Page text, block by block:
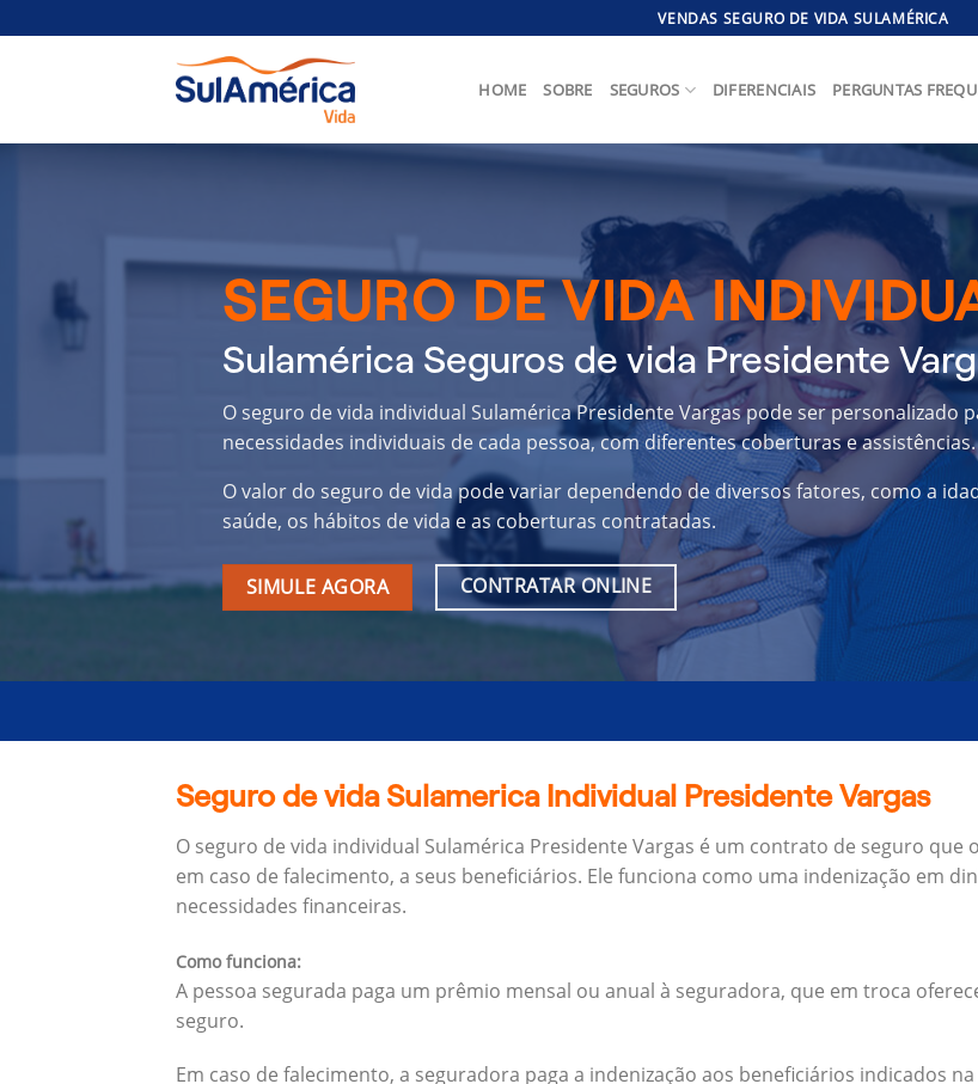
to
VENDAS SEGURO DE VIDA SULAMÉRICA
HOME SOBRE SEGUROS DIFERENCIAIS PERGUNTAS
SEGURO DE VIDA
Sulamérica Seguros de vida Presidente
O seguro de vida individual Sulamérica Presidente Vargas pode ser personalizado
necessidades individuais de cada pessoa, com diferentes coberturas e assistências.
O valor do seguro de vida pode variar dependendo de diversos fatores, como a
saúde, os hábitos de vida e as coberturas contratadas.
SIMULE AGORA CONTRATAR ONLINE
Seguro de vida Sulamerica Individual Presidente Vargas
O seguro de vida individual Sulamérica Presidente Vargas é um contrato de seguro que
em caso de falecimento, a seus beneficiários. Ele funciona como uma indenização em
necessidades financeiras.
Como funciona:
A pessoa segurada paga um prêmio mensal ou anual à seguradora, que em troca
seguro.
Em caso de falecimento, a seguradora paga a indenização aos beneficiários indicados